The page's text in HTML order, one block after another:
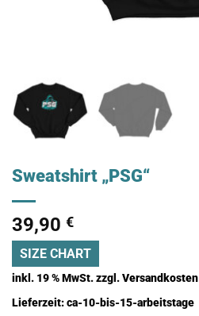
Sweatshirt „PSG“
39,90 €
SIZE CHART
inkl. 19 % MwSt.zzgl.Versandkosten
Lieferzeit:ca-10-bis-15-arbeitstage